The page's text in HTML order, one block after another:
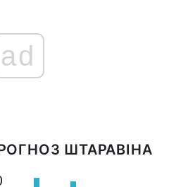
ad
ШТАРАВІНА